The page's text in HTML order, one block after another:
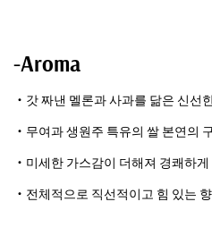
-Aroma
・갓 짜낸 멜론과 사과를 닮은 신선
・무여과 생원주 특유의 쌀 본연의
・미세한 가스감이 더해져 경쾌하
・전체적으로 직선적이고 힘 있는